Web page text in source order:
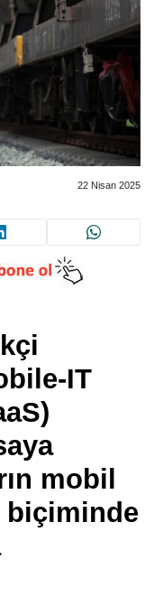
22 Nisan 2025
IT
mobil
biçiminde